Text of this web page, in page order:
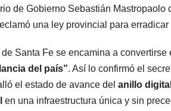
de Gobierno Sebastián
una ley provincial para
de Santa Fe se encamina a convertirse
del país”. Así lo confirmó el
el estado de avance del anillo
en una infraestructura única y sin